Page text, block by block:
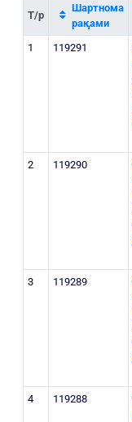
Т/р
Шартнома
рақами
1 119291
2 119290
3 119289
4 119288